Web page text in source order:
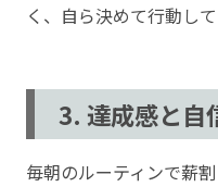
く、自ら決めて行動し
3. 達成感と自
毎朝のルーティンで薪